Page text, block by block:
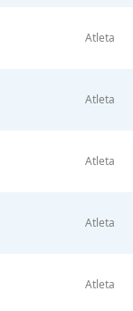
Atleta
Atleta
Atleta
Atleta
Atleta